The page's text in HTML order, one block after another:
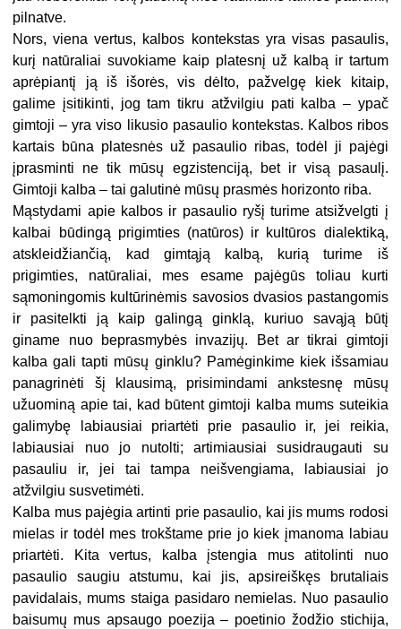
pilnatve.
Nors, viena vertus, kalbos kontekstas yra visas pasaulis,
kurį natūraliai suvokiame kaip platesnį už kalbą ir tartum
aprėpiantį ją iš išorės, vis dėlto, pažvelgę kiek kitaip,
galime įsitikinti, jog tam tikru atžvilgiu pati kalba – ypač
gimtoji – yra viso likusio pasaulio kontekstas. Kalbos ribos
kartais būna platesnės už pasaulio ribas, todėl ji pajėgi
įprasminti ne tik mūsų egzistenciją, bet ir visą pasaulį.
Gimtoji kalba – tai galutinė mūsų prasmės horizonto riba.
Mąstydami apie kalbos ir pasaulio ryšį turime atsižvelgti į
kalbai būdingą prigimties (natūros) ir kultūros dialektiką,
atskleidžiančią, kad gimtąją kalbą, kurią turime iš
prigimties, natūraliai, mes esame pajėgūs toliau kurti
sąmoningomis kultūrinėmis savosios dvasios pastangomis
ir pasitelkti ją kaip galingą ginklą, kuriuo savąją būtį
giname nuo beprasmybės invazijų. Bet ar tikrai gimtoji
kalba gali tapti mūsų ginklu? Pamėginkime kiek išsamiau
panagrinėti šį klausimą, prisimindami ankstesnę mūsų
užuominą apie tai, kad būtent gimtoji kalba mums suteikia
galimybę labiausiai priartėti prie pasaulio ir, jei reikia,
labiausiai nuo jo nutolti; artimiausiai susidraugauti su
pasauliu ir, jei tai tampa neišvengiama, labiausiai jo
atžvilgiu susvetimėti.
Kalba mus pajėgia artinti prie pasaulio, kai jis mums rodosi
mielas ir todėl mes trokštame prie jo kiek įmanoma labiau
priartėti. Kita vertus, kalba įstengia mus atitolinti nuo
pasaulio saugiu atstumu, kai jis, apsireiškęs brutaliais
pavidalais, mums staiga pasidaro nemielas. Nuo pasaulio
baisumų mus apsaugo poezija – poetinio žodžio stichija,